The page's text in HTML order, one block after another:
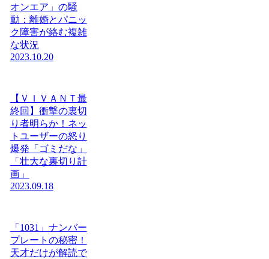
オンエア」の騒
動：離婚とパニッ
ク障害が絡む複雑
な状況
2023.10.20
【ＶＩＶＡＮＴ最
終回】衝撃の裏切
り者明らか！ネッ
トユーザーの怒り
爆発「ゴミだな」
「壮大な裏切り計
画」
2023.09.18
「1031」ナンバー
プレートの秘密！
天才だけが解読で